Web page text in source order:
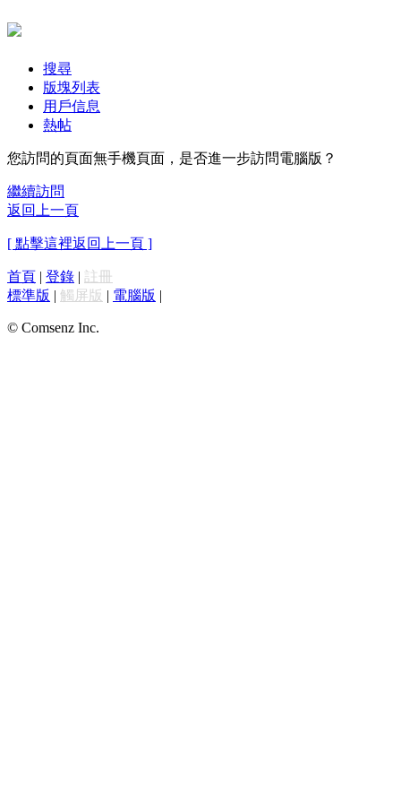
搜尋
版塊列表
用戶信息
熱帖
您訪問的頁面無手機頁面，是否進一步訪問電腦版？
繼續訪問
返回上一頁
[ 點擊這裡返回上一頁 ]
首頁 | 登錄 | 註冊
標準版 | 觸屏版 | 電腦版 |
© Comsenz Inc.